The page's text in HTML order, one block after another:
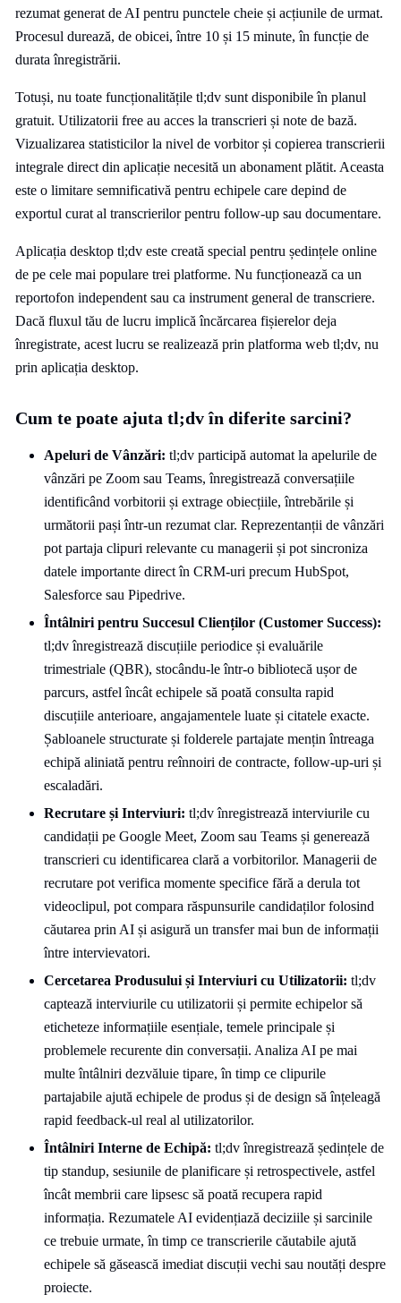
rezumat generat de AI pentru punctele cheie și acțiunile de urmat.
Procesul durează, de obicei, între 10 și 15 minute, în funcție de
durata înregistrării.
Totuși, nu toate funcționalitățile tl;dv sunt disponibile în planul
gratuit. Utilizatorii free au acces la transcrieri și note de bază.
Vizualizarea statisticilor la nivel de vorbitor și copierea transcrierii
integrale direct din aplicație necesită un abonament plătit. Aceasta
este o limitare semnificativă pentru echipele care depind de
exportul curat al transcrierilor pentru follow-up sau documentare.
Aplicația desktop tl;dv este creată special pentru ședințele online
de pe cele mai populare trei platforme. Nu funcționează ca un
reportofon independent sau ca instrument general de transcriere.
Dacă fluxul tău de lucru implică încărcarea fișierelor deja
înregistrate, acest lucru se realizează prin platforma web tl;dv, nu
prin aplicația desktop.
Cum te poate ajuta tl;dv în diferite sarcini?
Apeluri de Vânzări: tl;dv participă automat la apelurile de
vânzări pe Zoom sau Teams, înregistrează conversațiile
identificând vorbitorii și extrage obiecțiile, întrebările și
următorii pași într-un rezumat clar. Reprezentanții de vânzări
pot partaja clipuri relevante cu managerii și pot sincroniza
datele importante direct în CRM-uri precum HubSpot,
Salesforce sau Pipedrive.
Întâlniri pentru Succesul Clienților (Customer Success):
tl;dv înregistrează discuțiile periodice și evaluările
trimestriale (QBR), stocându-le într-o bibliotecă ușor de
parcurs, astfel încât echipele să poată consulta rapid
discuțiile anterioare, angajamentele luate și citatele exacte.
Șabloanele structurate și folderele partajate mențin întreaga
echipă aliniată pentru reînnoiri de contracte, follow-up-uri și
escaladări.
Recrutare și Interviuri: tl;dv înregistrează interviurile cu
candidații pe Google Meet, Zoom sau Teams și generează
transcrieri cu identificarea clară a vorbitorilor. Managerii de
recrutare pot verifica momente specifice fără a derula tot
videoclipul, pot compara răspunsurile candidaților folosind
căutarea prin AI și asigură un transfer mai bun de informații
între intervievatori.
Cercetarea Produsului și Interviuri cu Utilizatorii: tl;dv
captează interviurile cu utilizatorii și permite echipelor să
eticheteze informațiile esențiale, temele principale și
problemele recurente din conversații. Analiza AI pe mai
multe întâlniri dezvăluie tipare, în timp ce clipurile
partajabile ajută echipele de produs și de design să înțeleagă
rapid feedback-ul real al utilizatorilor.
Întâlniri Interne de Echipă: tl;dv înregistrează ședințele de
tip standup, sesiunile de planificare și retrospectivele, astfel
încât membrii care lipsesc să poată recupera rapid
informația. Rezumatele AI evidențiază deciziile și sarcinile
ce trebuie urmate, în timp ce transcrierile căutabile ajută
echipele să găsească imediat discuții vechi sau noutăți despre
proiecte.